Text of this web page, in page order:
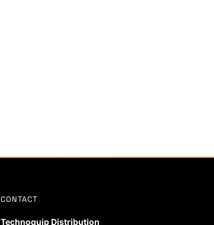
CONTACT
Technoquip Distribution